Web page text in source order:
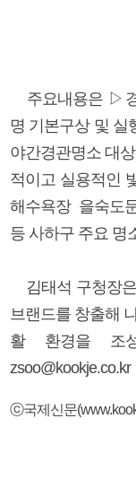
주요내용은 ▷
명 기본구상 및
야간경관명소 대
적이고 실용적인
해수욕장 을숙도
등 사하구 주요 명
김태석 구청장은
브랜드를 창출해
활 환경을 조
zsoo@kookje.co.kr
ⓒ국제신문